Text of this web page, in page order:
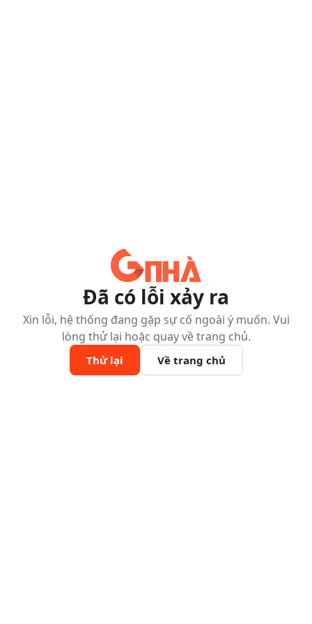
Đã có lỗi xảy ra
Xin lỗi, hệ thống đang gặp sự cố ngoài ý muốn. Vui
lòng thử lại hoặc quay về trang chủ.
Thử lại Về trang chủ